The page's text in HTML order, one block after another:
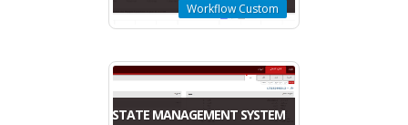
Workflow Custom
REAL ESTATE MANAGEMENT SYSTEM